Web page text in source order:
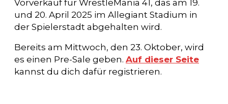
Vorverkauf für WrestleMania 41, das am 19.
und 20. April 2025 im Allegiant Stadium in
der Spielerstadt abgehalten wird.
Bereits am Mittwoch, den 23. Oktober, wird
es einen Pre-Sale geben. Auf dieser Seite
kannst du dich dafür registrieren.